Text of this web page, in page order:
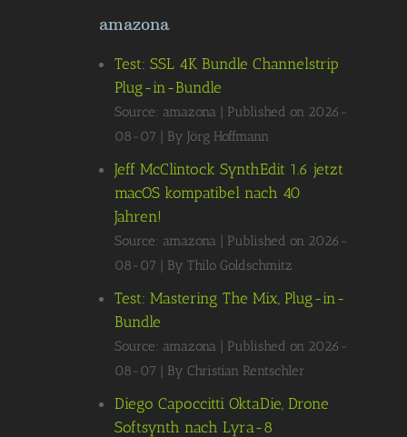
amazona
Test: SSL 4K Bundle Channelstrip
Plug-in-Bundle
Source: amazona
Published on 2026-
08-07
By Jörg Hoffmann
Jeff McClintock SynthEdit 1.6 jetzt
macOS kompatibel nach 40
Jahren!
Source: amazona
Published on 2026-
08-07
By Thilo Goldschmitz
Test: Mastering The Mix, Plug-in-
Bundle
Source: amazona
Published on 2026-
08-07
By Christian Rentschler
Diego Capoccitti OktaDie, Drone
Softsynth nach Lyra-8